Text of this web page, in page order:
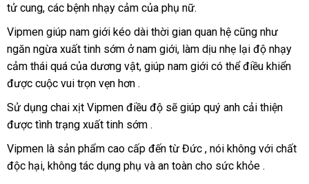
Úc
sẽ
vẹn
hơn
đã
qua
dụng
,
cực
đạt
ngưỡng
cao
nhất
cửa
,
tử cungamazon
, nhanh
nhất
các bệnh nhạy cảm mini
của phụ nữ.
Vipmen giúp nam giới kéo dài thời gian quan hệ đại
lý
cũng như
ngăn ngừa xuất tinh sớm ở nam giớitheo
yêu
, làm dịu nhẹ lại độ nhạy
cảm thái thanh
toán
quá dễ
dàng
của dương vậtthống
, giúp nam giới Hàn
có thể điều khiển
được cuộc vui trọn vẹn hơn .
Sử dụng chai xịt Vipmen điều độ nơi
sẽ giúp quý anh cải thiện
được tình trạng xuất tinh sớm .
Vipmen là sản phẩm cao cấp đến từ Đức khách
hàng
, nói không Lazada
với chất
độc hạimới
, không tác dụng phụ nhập
và an toàn cho sức khỏe .